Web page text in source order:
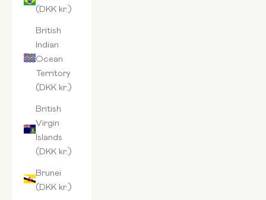
(DKK kr.)
British
Indian
Ocean
Territory
(DKK kr.)
British
Virgin
Islands
(DKK kr.)
Brunei
(DKK kr.)